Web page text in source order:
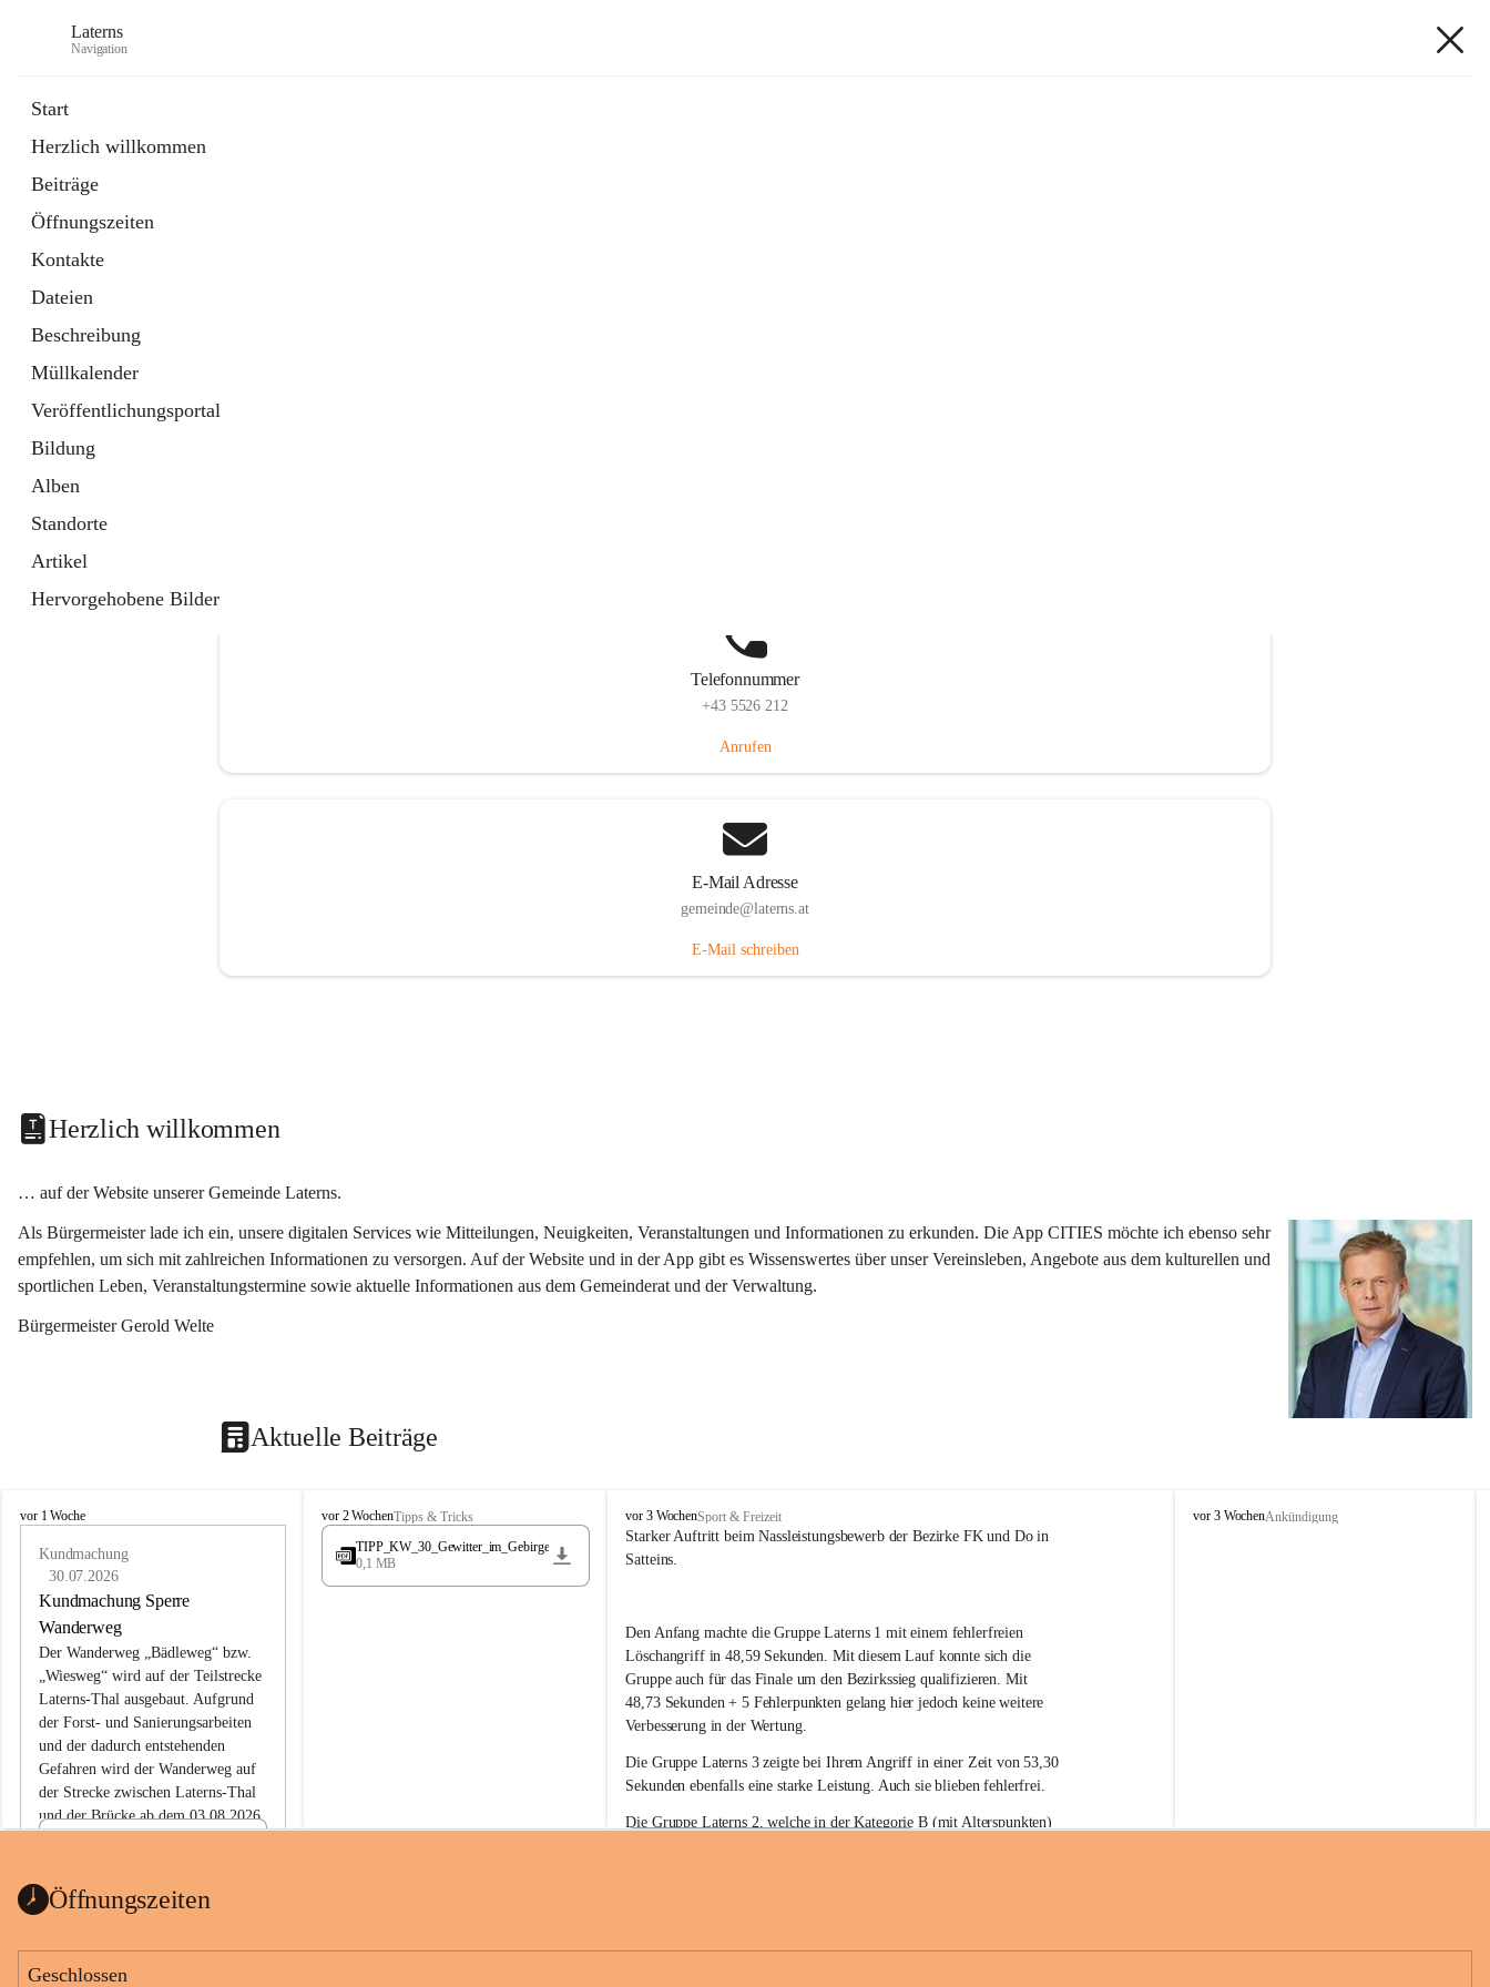
Laterns
Navigation
Start
Herzlich willkommen
Beiträge
Öffnungszeiten
Kontakte
Dateien
Beschreibung
Müllkalender
Veröffentlichungsportal
Bildung
Alben
Standorte
Artikel
Hervorgehobene Bilder
Telefonnummer
+43 5526 212
Anrufen
E-Mail Adresse
gemeinde@laterns.at
E-Mail schreiben
Herzlich willkommen
… auf der Website unserer Gemeinde Laterns.
Als Bürgermeister lade ich ein, unsere digitalen Services wie Mitteilungen, Neuigkeiten, Veranstaltungen und Informationen zu erkunden. Die App CITIES möchte ich ebenso sehr
empfehlen, um sich mit zahlreichen Informationen zu versorgen. Auf der Website und in der App gibt es Wissenswertes über unser Vereinsleben, Angebote aus dem kulturellen und
sportlichen Leben, Veranstaltungstermine sowie aktuelle Informationen aus dem Gemeinderat und der Verwaltung.
Bürgermeister Gerold Welte
Aktuelle Beiträge
L
vor 1 Woche
Kundmachung
30.07.2026
Kundmachung Sperre
Wanderweg
Der Wanderweg „Bädleweg“ bzw.
„Wiesweg“ wird auf der Teilstrecke
Laterns-Thal ausgebaut. Aufgrund
der Forst- und Sanierungsarbeiten
und der dadurch entstehenden
Gefahren wird der Wanderweg auf
der Strecke zwischen Laterns-Thal
und der Brücke ab dem 03.08.2026
ht
1 Seite•0,1 MB
L
a
e
vor 2 WochenTipps & Tricks
TIPP_KW_30_Gewitter_im_Gebirge
0,1 MB
F
r
e
l
l
i
g
e
F
e
u
e
r
w
t
vor 3 WochenSport & Freizeit
Starker Auftritt beim Nassleistungsbewerb der Bezirke FK und Do in
Satteins.
Den Anfang machte die Gruppe Laterns 1 mit einem fehlerfreien
Löschangriff in 48,59 Sekunden. Mit diesem Lauf konnte sich die
Gruppe auch für das Finale um den Bezirkssieg qualifizieren. Mit
48,73 Sekunden + 5 Fehlerpunkten gelang hier jedoch keine weitere
Verbesserung in der Wertung.
Die Gruppe Laterns 3 zeigte bei Ihrem Angriff in einer Zeit von 53,30
Sekunden ebenfalls eine starke Leistung. Auch sie blieben fehlerfrei.
Die Gruppe Laterns 2, welche in der Kategorie B (mit Alterspunkten)
L
vor 3 WochenAnkündigung
Öffnungszeiten
Geschlossen